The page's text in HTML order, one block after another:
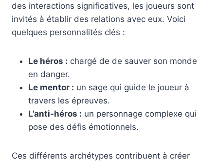
des interactions significatives, les joueurs sont
invités à établir des relations avec eux. Voici
quelques personnalités clés :
Le héros : chargé de de sauver son monde
en danger.
Le mentor : un sage qui guide le joueur à
travers les épreuves.
L’anti-héros : un personnage complexe qui
pose des défis émotionnels.
Ces différents archétypes contribuent à créer